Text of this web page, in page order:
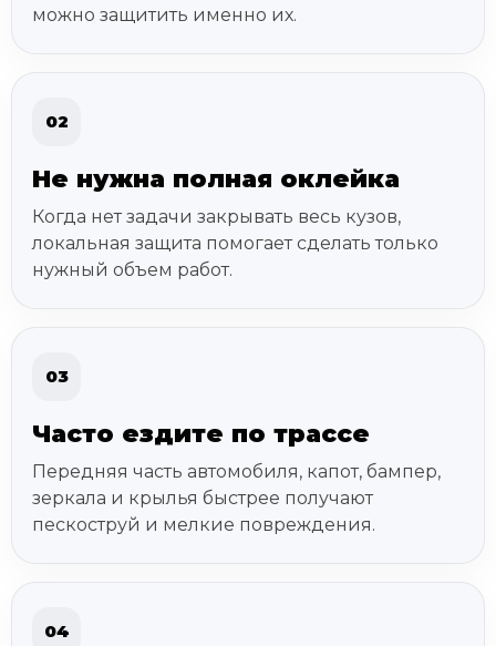
можно защитить именно их.
02
Не нужна полная оклейка
Когда нет задачи закрывать весь кузов,
локальная защита помогает сделать только
нужный объем работ.
03
Часто ездите по трассе
Передняя часть автомобиля, капот, бампер,
зеркала и крылья быстрее получают
пескоструй и мелкие повреждения.
04